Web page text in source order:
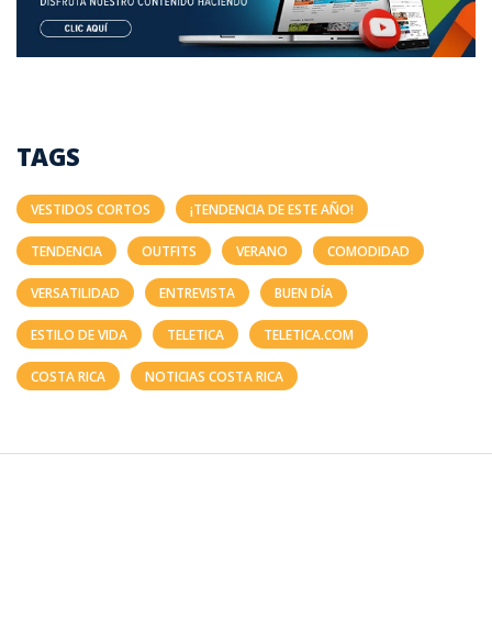
TAGS
VESTIDOS CORTOS ¡TENDENCIA DE ESTE AÑO!
TENDENCIA OUTFITS VERANO COMODIDAD
VERSATILIDAD ENTREVISTA BUEN DÍA
ESTILO DE VIDA TELETICA TELETICA.COM
COSTA RICA NOTICIAS COSTA RICA